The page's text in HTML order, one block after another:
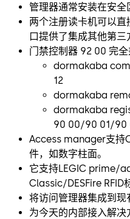
管理器通常安装在安全
两个注册读卡机可以
口提供了集成其他第三
门禁控制器 92 00 完
dormakaba
12
dormakaba
dormakaba
90 00/90 01/
Access manager支持
件，如数字柱面。
它支持LEGIC prime/
Classic/DESFire RFID
将访问管理器集成到现
为今天的内部接入解